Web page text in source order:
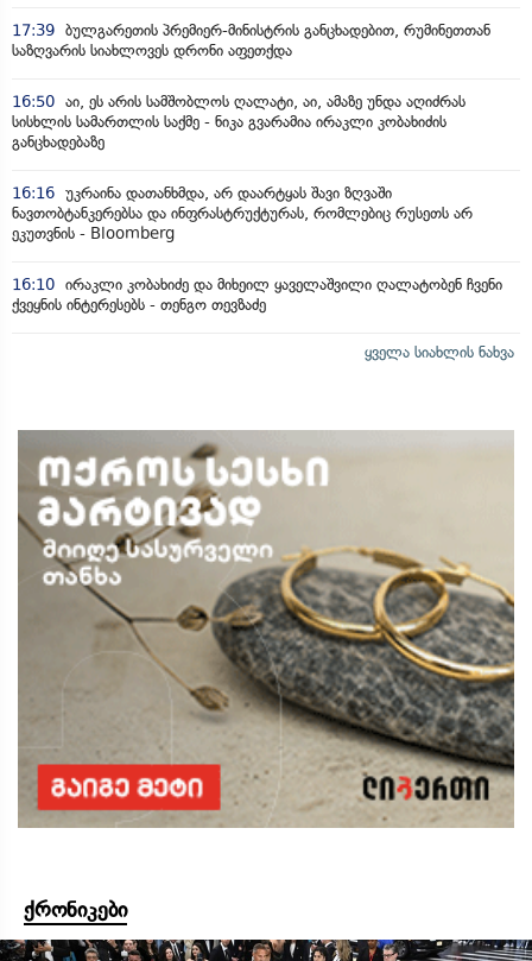
17:39 ბულგარეთის პრემიერ-მინისტრის განცხადებით, რუმინეთთან
საზღვარის სიახლოვეს დრონი აფეთქდა
16:50 აი, ეს არის სამშობლოს ღალატი, აი, ამაზე უნდა აღიძრას
სისხლის სამართლის საქმე - ნიკა გვარამია ირაკლი კობახიძის
განცხადებაზე
16:16 უკრაინა დათანხმდა, არ დაარტყას შავი ზღვაში
ნავთობტანკერებსა და ინფრასტრუქტურას, რომლებიც რუსეთს არ
ეკუთვნის - Bloomberg
16:10 ირაკლი კობახიძე და მიხეილ ყაველაშვილი ღალატობენ ჩვენი
ქვეყნის ინტერესებს - თენგო თევზაძე
ყველა სიახლის ნახვა
ქრონიკები